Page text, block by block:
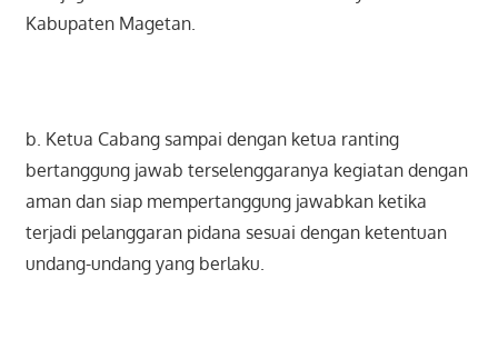
Kabupaten Magetan.
b. Ketua Cabang sampai dengan ketua ranting
bertanggung jawab terselenggaranya kegiatan dengan
aman dan siap mempertanggung jawabkan ketika
terjadi pelanggaran pidana sesuai dengan ketentuan
undang-undang yang berlaku.